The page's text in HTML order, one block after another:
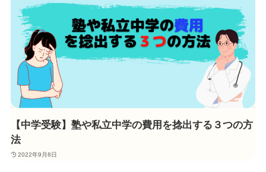
【中学受験】塾や私立中学の費用を捻出する３つの方
法
2022年9月8日